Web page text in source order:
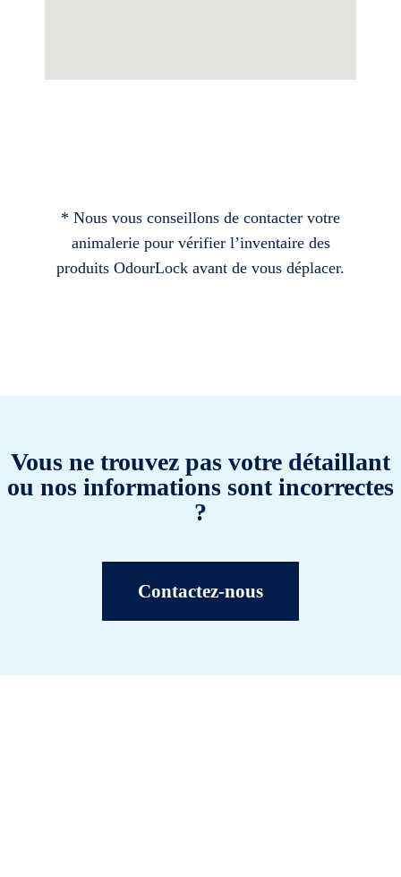
* Nous vous conseillons de contacter votre
animalerie pour vérifier l’inventaire des
produits OdourLock avant de vous déplacer.
Vous ne trouvez pas votre détaillant
ou nos informations sont incorrectes
?
Contactez-nous